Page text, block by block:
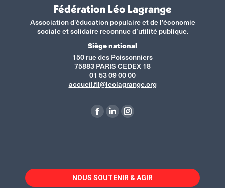
Fédération Léo Lagrange
Association d'éducation populaire et de l'économie
sociale et solidaire reconnue d’utilité publique.
Siège national
150 rue des Poissonniers
75883 PARIS CEDEX 18
01 53 09 00 00
accueil.fll@leolagrange.org
La
dans
une
La
dans
une
La
dans
une
NOUS SOUTENIR & AGIR